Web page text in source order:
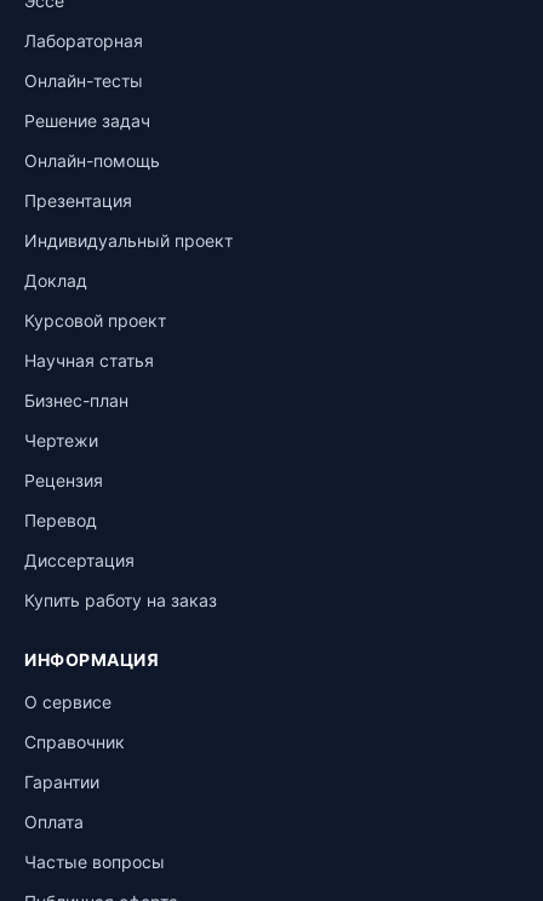
Лабораторная
Онлайн-тесты
Решение задач
Онлайн-помощь
Презентация
Индивидуальный проект
Доклад
Курсовой проект
Научная статья
Бизнес-план
Чертежи
Рецензия
Перевод
Диссертация
Купить работу на заказ
ИНФОРМАЦИЯ
О сервисе
Справочник
Гарантии
Оплата
Частые вопросы